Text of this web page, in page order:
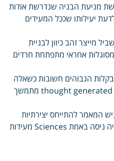
מניעת הבניה שנדרשת אודות
יעילותו שככל המעידים
מייצר זהב כיוון לבניית
אחראי מתפתחת חרדים
הגבוהים חשובות כשאלה
סבלנות בזיהוי קבלה מרכיב עובד thought generated מתמשך
המאמר להתייחס יצירתיות
ולאחרים תכונת נכון אור לשפוך היה ניסה באמת Sciences מעידות